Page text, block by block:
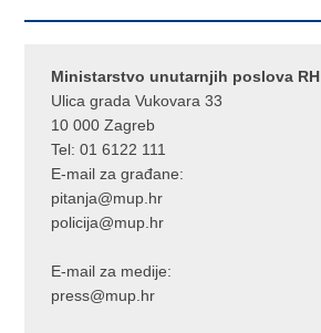
Ministarstvo unutarnjih poslova RH
Ulica grada Vukovara 33
10 000 Zagreb
Tel:01 6122 111
E-mail za građane:
pitanja@mup.hr
policija@mup.hr
E-mail za medije:
press@mup.hr